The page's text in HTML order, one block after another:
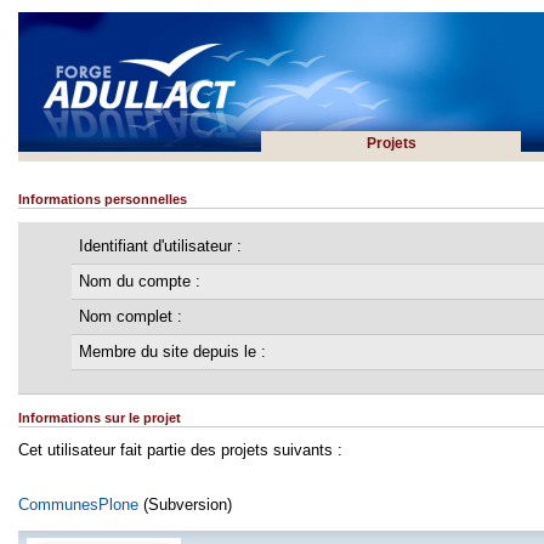
Projets
Informations personnelles
Identifiant d'utilisateur :
Nom du compte :
Nom complet :
Membre du site depuis le :
Informations sur le projet
Cet utilisateur fait partie des projets suivants :
CommunesPlone (Subversion)